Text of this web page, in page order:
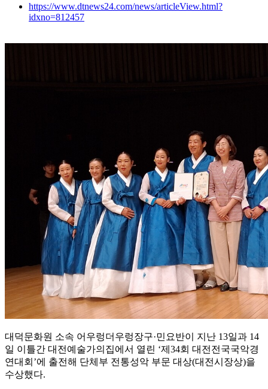
https://www.dtnews24.com/news/articleView.html?
idxno=812457
대덕문화원 소속 어우렁더우렁장구·민요반이 지난 13일과 14
일 이틀간 대전예술가의집에서 열린 ‘제34회 대전전국국악경
연대회’에 출전해 단체부 전통성악 부문 대상(대전시장상)을
수상했다.